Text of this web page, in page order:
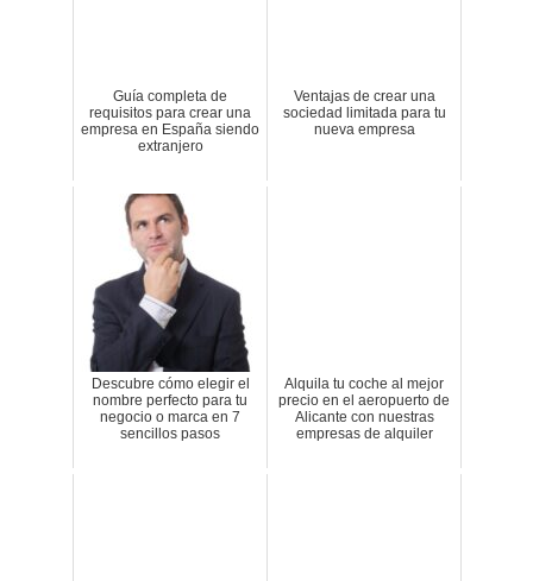
Guía completa de
requisitos para crear una
empresa en España siendo
extranjero
Ventajas de crear una
sociedad limitada para tu
nueva empresa
Descubre cómo elegir el
nombre perfecto para tu
negocio o marca en 7
sencillos pasos
Alquila tu coche al mejor
precio en el aeropuerto de
Alicante con nuestras
empresas de alquiler